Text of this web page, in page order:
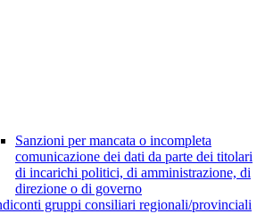
Sanzioni per mancata o incompleta
comunicazione dei dati da parte dei titolari
di incarichi politici, di amministrazione, di
direzione o di governo
gruppi consiliari regionali/provinciali